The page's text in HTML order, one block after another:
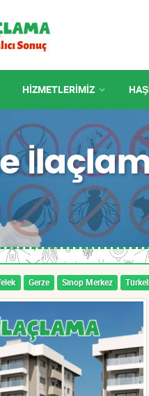
HIZMETLERIMIZ
Gerze Sinop Merkez